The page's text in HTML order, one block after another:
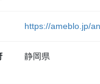
https://ameblo.jp/
静岡県